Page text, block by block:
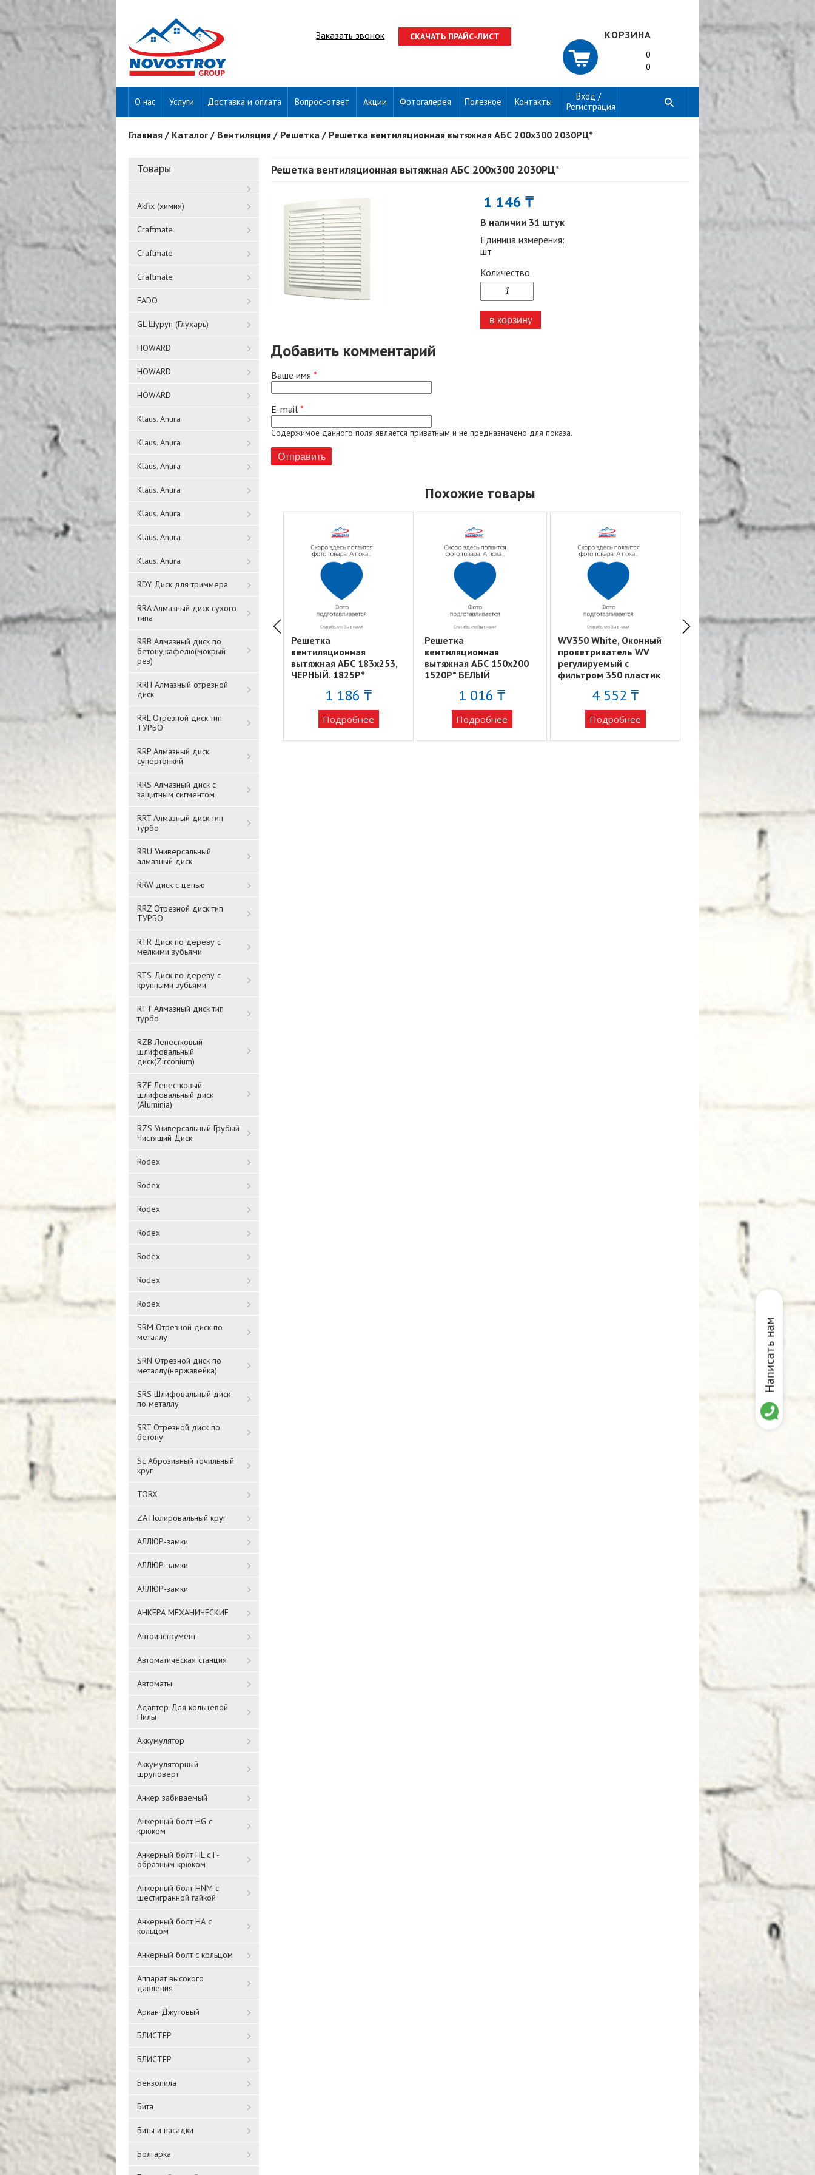
Заказать звонок СКАЧАТЬ ПРАЙС-ЛИСТ КОРЗИНА
0
0
О нас Услуги Доставка и оплата Вопрос-ответ Акции Фотогалерея Полезное Контакты
Вход /
Регистрация
Вы здесь
Главная / Каталог / Вентиляция / Решетка / Решетка вентиляционная вытяжная АБС 200х300 2030РЦ*
Товары
Akfix (химия)
Craftmate
Craftmate
Craftmate
FADO
GL Шуруп (Глухарь)
HOWARD
HOWARD
HOWARD
Klaus. Anura
Klaus. Anura
Klaus. Anura
Klaus. Anura
Klaus. Anura
Klaus. Anura
Klaus. Anura
RDY Диск для триммера
RRA Алмазный диск сухого
типа
RRB Алмазный диск по
бетону,кафелю(мокрый
рез)
RRH Алмазный отрезной
диск
RRL Отрезной диск тип
ТУРБО
RRP Алмазный диск
супертонкий
RRS Алмазный диск с
защитным сигментом
RRT Алмазный диск тип
турбо
RRU Универсальный
алмазный диск
RRW диск с цепью
RRZ Отрезной диск тип
ТУРБО
RTR Диск по дереву с
мелкими зубьями
RTS Диск по дереву с
крупными зубьями
RTT Алмазный диск тип
турбо
RZB Лепестковый
шлифовальный
диск(Zirconium)
RZF Лепестковый
шлифовальный диск
(Aluminia)
RZS Универсальный Грубый
Чистящий Диск
Rodex
Rodex
Rodex
Rodex
Rodex
Rodex
Rodex
SRM Отрезной диск по
металлу
SRN Отрезной диск по
металлу(нержавейка)
SRS Шлифовальный диск
по металлу
SRT Отрезной диск по
бетону
Sc Аброзивный точильный
круг
TORX
ZA Полировальный круг
АЛЛЮР-замки
АЛЛЮР-замки
АЛЛЮР-замки
АНКЕРА МЕХАНИЧЕСКИЕ
Автоинструмент
Автоматическая станция
Автоматы
Адаптер Для кольцевой
Пилы
Аккумулятор
Аккумуляторный
шруповерт
Анкер забиваемый
Анкерный болт HG с
крюком
Анкерный болт HL с Г-
образным крюком
Анкерный болт HNM с
шестигранной гайкой
Анкерный болт НА с
кольцом
Анкерный болт с кольцом
Аппарат высокого
давления
Аркан Джутовый
БЛИСТЕР
БЛИСТЕР
Бензопила
Бита
Биты и насадки
Болгарка
Решетка вентиляционная вытяжная АБС 200х300 2030РЦ*
1 146 ₸
В наличии 31 штук
Единица измерения:
шт
Количество
Добавить комментарий
Ваше имя *
E-mail *
Содержимое данного поля является приватным и не предназначено для показа.
Похожие товары
Решетка
вентиляционная
вытяжная АБС 200*200
654 ₸
Подробнее
Решетка
вентиляционная
1 016 ₸
Подробнее
Решетка
вентиляционная
вытяжная АБС 183х253,
ЧЕРНЫЙ. 1825Р*
1 186 ₸
Подробнее
Решетка
вентиляционная
вытяжная АБС 150х200
1520Р* БЕЛЫЙ
1 016 ₸
Подробнее
WV350 White, Оконный
проветриватель WV
регулируемый с
фильтром 350 пластик
4 552 ₸
Подробнее
Решетка
вентиляционная круглая
c пластиковой сеткой
D150 вытяжная АБС с
фланцем D125 12РКС
Подробнее
Написать нам